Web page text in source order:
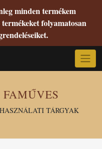
minden termékem
folyamatosan
TÁRGYAK